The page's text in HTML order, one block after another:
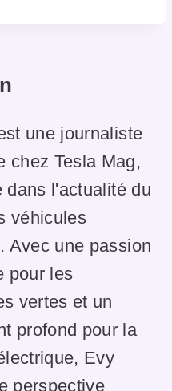
une journaliste
chez Tesla Mag,
dans l'actualité du
véhicules
Avec une passion
pour les
vertes et un
profond pour la
Evy
perspective